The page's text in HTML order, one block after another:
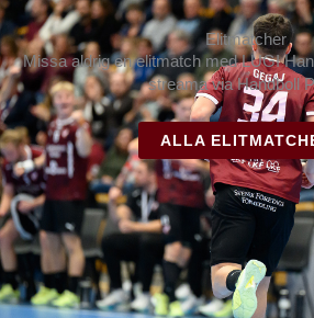
Elitmatcher
Missa aldrig en elitmatch med LUGI
streama via Handboll
ALLA